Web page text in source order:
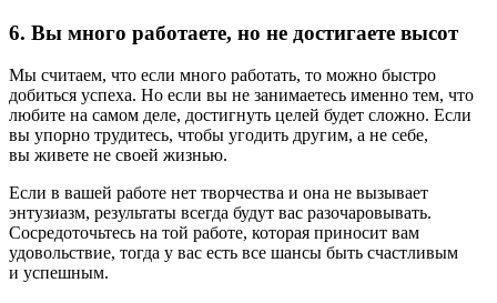
6. Вы много работаете, но не достигаете высот
Мы считаем, что если много работать, то можно быстро
добиться успеха. Но если вы не занимаетесь именно тем, что
любите на самом деле, достигнуть целей будет сложно. Если
вы упорно трудитесь, чтобы угодить другим, а не себе,
вы живете не своей жизнью.
Если в вашей работе нет творчества и она не вызывает
энтузиазм, результаты всегда будут вас разочаровывать.
Сосредоточьтесь на той работе, которая приносит вам
удовольствие, тогда у вас есть все шансы быть счастливым
и успешным.